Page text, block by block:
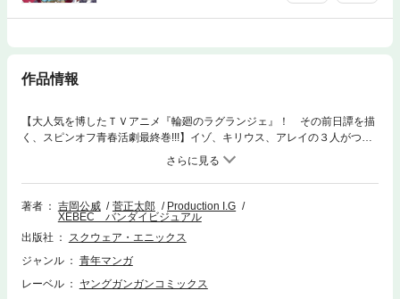
作品情報
【大人気を博したＴＶアニメ『輪廻のラグランジェ』！ その前日譚を描
く、スピンオフ青春活劇最終巻!!!】イゾ、キリウス、アレイの３人がつい
にアカデミーで集結!! ユリカノから託された新オービッドに乗り、サヌ
を守るため、タイラとの決戦に挑む!! 一方、タイラはコレットを使い、
アカデミーに隠されたウォクス・コアを見つけ出し、タイラ自身は専用オ
ービッドに乗り込みイゾ達を迎え撃つ！ この星の未来をかけた最後の戦
争、その行方やいかに!? そして、激闘の果てにそれぞれが導き出した答
えとは!?(C)2013 Kimitake Yoshioka (C)2013 Psychedelic Human Writing
著者 吉岡公威 菅正太郎
Production I.G
XEBEC バンダイビジュアル
出版社
スクウェア・エニックス
ジャンル
青年マンガ
レーベル
ヤングガンガンコミックス